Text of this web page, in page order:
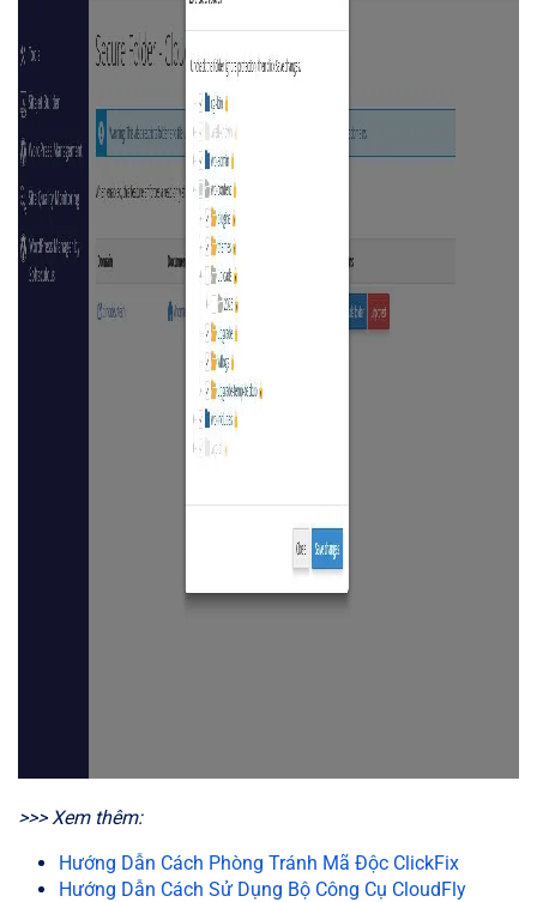
>>> Xem thêm:
Hướng Dẫn Cách Phòng Tránh Mã Độc ClickFix
Hướng Dẫn Cách Sử Dụng Bộ Công Cụ CloudFly